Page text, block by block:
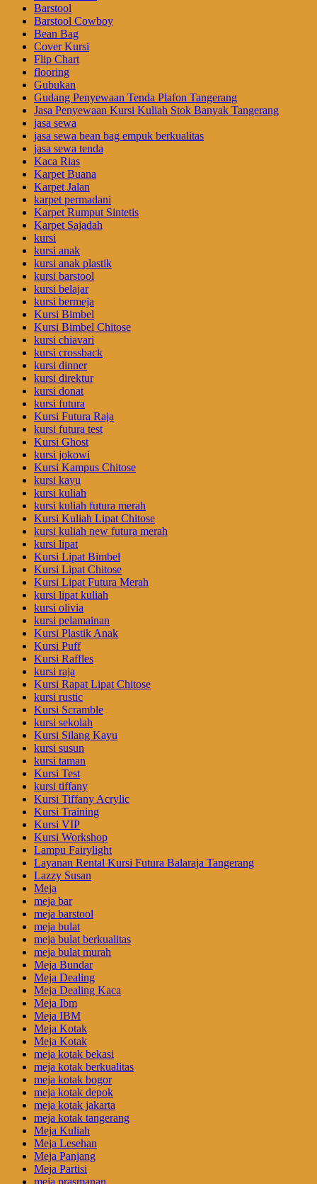
Barstool
Barstool Cowboy
Bean Bag
Cover Kursi
Flip Chart
flooring
Gubukan
Gudang Penyewaan Tenda Plafon Tangerang
Jasa Penyewaan Kursi Kuliah Stok Banyak Tangerang
jasa sewa
jasa sewa bean bag empuk berkualitas
jasa sewa tenda
Kaca Rias
Karpet Buana
Karpet Jalan
karpet permadani
Karpet Rumput Sintetis
Karpet Sajadah
kursi
kursi anak
kursi anak plastik
kursi barstool
kursi belajar
kursi bermeja
Kursi Bimbel
Kursi Bimbel Chitose
kursi chiavari
kursi crossback
kursi dinner
kursi direktur
kursi donat
kursi futura
Kursi Futura Raja
kursi futura test
Kursi Ghost
kursi jokowi
Kursi Kampus Chitose
kursi kayu
kursi kuliah
kursi kuliah futura merah
Kursi Kuliah Lipat Chitose
kursi kuliah new futura merah
kursi lipat
Kursi Lipat Bimbel
Kursi Lipat Chitose
Kursi Lipat Futura Merah
kursi lipat kuliah
kursi olivia
kursi pelamainan
Kursi Plastik Anak
Kursi Puff
Kursi Raffles
kursi raja
Kursi Rapat Lipat Chitose
kursi rustic
Kursi Scramble
kursi sekolah
Kursi Silang Kayu
kursi susun
kursi taman
Kursi Test
kursi tiffany
Kursi Tiffany Acrylic
Kursi Training
Kursi VIP
Kursi Workshop
Lampu Fairylight
Layanan Rental Kursi Futura Balaraja Tangerang
Lazzy Susan
Meja
meja bar
meja barstool
meja bulat
meja bulat berkualitas
meja bulat murah
Meja Bundar
Meja Dealing
Meja Dealing Kaca
Meja Ibm
Meja IBM
Meja Kotak
Meja Kotak
meja kotak bekasi
meja kotak berkualitas
meja kotak bogor
meja kotak depok
meja kotak jakarta
meja kotak tangerang
Meja Kuliah
Meja Lesehan
Meja Panjang
Meja Partisi
meja prasmanan